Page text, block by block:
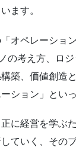
ます。
オペレーショ
考え方、ロ
築、価値創
ション」とい
に経営を学ぶ
ていく、その